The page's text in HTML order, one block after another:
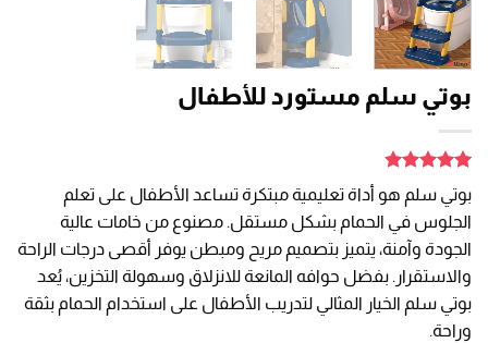
بوتي سلم مستورد للأطفال
تم التقييم
بـ4.86من
5 بناءً على
تقييم
عملاء
بوتي سلم هو أداة تعليمية مبتكرة تساعد الأطفال على تعلم
الجلوس في الحمام بشكل مستقل. مصنوع من خامات عالية
الجودة وآمنة، يتميز بتصميم مريح ومبطن يوفر أقصى درجات الراحة
والاستقرار. بفضل حوافه المانعة للانزلاق وسهولة التخزين، يُعد
بوتي سلم الخيار المثالي لتدريب الأطفال على استخدام الحمام بثقة
وراحة.